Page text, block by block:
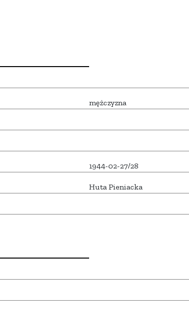
mężczyzna
1944-02-27/28
Huta Pieniacka